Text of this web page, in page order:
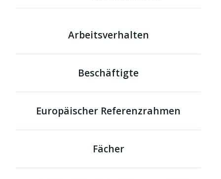
Arbeitsverhalten
Beschäftigte
Europäischer Referenzrahmen
Fächer